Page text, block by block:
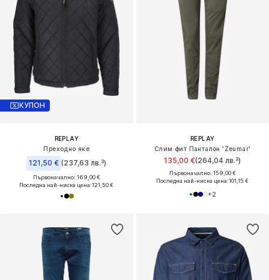
КУПОН
REPLAY
Преходно яке
121,50 € (237,63 лв.³)
Първоначално: 169,00 €
Последна най-ниска цена:121,50 €
REPLAY
Слим фит Панталон 'Zeumar'
135,00 €(264,04 лв.³)
Първоначално: 159,00 €
Последна най-ниска цена:101,15 €
+2